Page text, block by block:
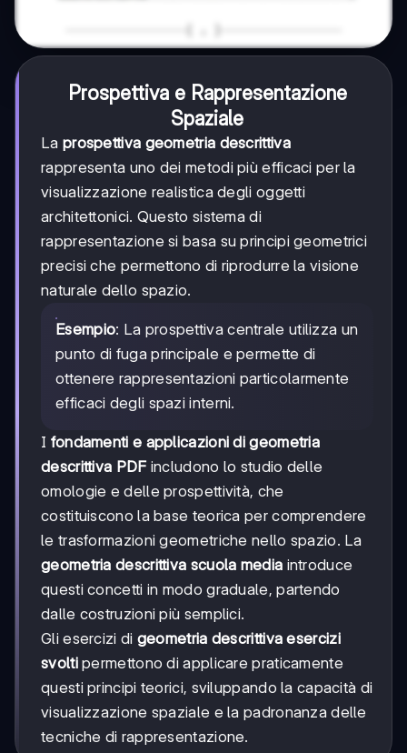
Prospettiva e Rappresentazione
Spaziale
La prospettiva geometria descrittiva
rappresenta uno dei metodi più efficaci per la
visualizzazione realistica degli oggetti
architettonici. Questo sistema di
rappresentazione si basa su principi geometrici
precisi che permettono di riprodurre la visione
naturale dello spazio.
Esempio: La prospettiva centrale utilizza un
punto di fuga principale e permette di
ottenere rappresentazioni particolarmente
efficaci degli spazi interni.
I fondamenti e applicazioni di geometria
descrittiva PDF includono lo studio delle
omologie e delle prospettività, che
costituiscono la base teorica per comprendere
le trasformazioni geometriche nello spazio. La
geometria descrittiva scuola media introduce
questi concetti in modo graduale, partendo
dalle costruzioni più semplici.
Gli esercizi di geometria descrittiva esercizi
svoltipermettono di applicare praticamente
questi principi teorici, sviluppando la capacità di
visualizzazione spaziale e la padronanza delle
tecniche di rappresentazione.